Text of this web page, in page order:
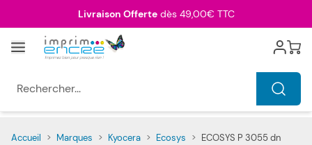
Livraison Offertedès 49,00€ TTC
Menu Cart
Accueil > Marques > Kyocera > Ecosys > ECOSYS P 3055 dn